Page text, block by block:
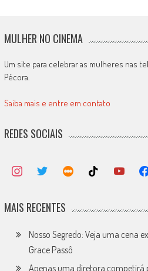
MULHER NO CINEMA
Um site para celebrar as mulheres nas
Pécora.
Saiba mais e entre em contato
REDES SOCIAIS
MAIS RECENTES
Nosso Segredo: Veja uma cena
Grace Passô
Apenas uma diretora competirá